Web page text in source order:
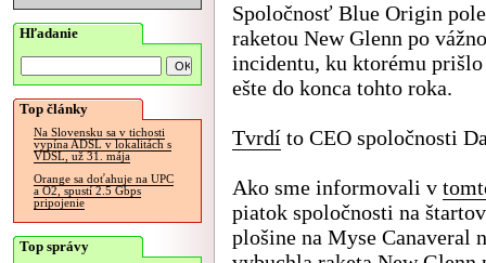
Hľadanie
Top články
Na Slovensku sa v tichosti
vypína ADSL v lokalitách s
VDSL, už 31. mája
Orange sa doťahuje na UPC
a O2, spustí 2.5 Gbps
pripojenie
Top správy
Spoločnosť Blue Origin
raketou New Glenn po
incidentu, ku ktorému
ešte do konca tohto roka.
Tvrdí to CEO spoločnosti
Ako sme informovali v
piatok spoločnosti na
plošine na Myse Canaveral